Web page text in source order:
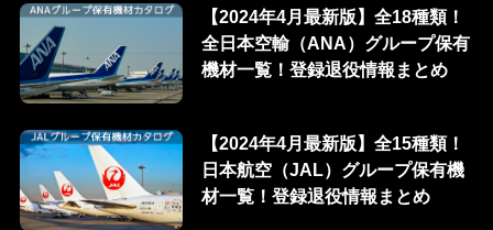
【2024年4月最新版】全18種類！
全日本空輸（ANA）グループ保有
機材一覧！登録退役情報まとめ
【2024年4月最新版】全15種類！
日本航空（JAL）グループ保有機
材一覧！登録退役情報まとめ